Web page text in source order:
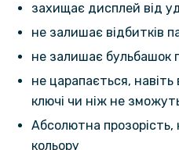
359 грн
Чохол накладка Omeve
246
289 грн
Шкіряний чохол - накладка CODE
4G
захищає дисплей від
не залишає відбитків
не залишає бульбашок
не царапається,
ключі чи ніж не
Абсолютна
кольору